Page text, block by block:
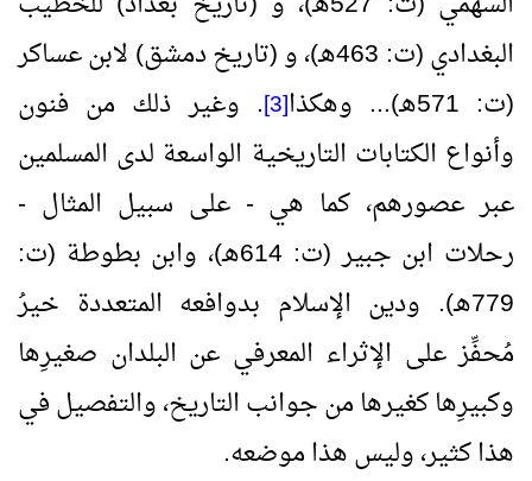
البغدادي (ت: 463هـ)، و (تاريخ دمشق) لابن عساكر
(ت: 571هـ)... وهكذا
[3] . وغير ذلك من فنون
وأنواع الكتابات التاريخية الواسعة لدى المسلمين
عبر عصورهم، كما هي - على سبيل المثال -
رحلات ابن جبير (ت: 614هـ)، وابن بطوطة (ت:
779هـ). ودين الإسلام بدوافعه المتعددة خيرُ
مُحفِّز على الإثراء المعرفي عن البلدان صغيرِها
وكبيرِها كغيرها من جوانب التاريخ، والتفصيل في
هذا كثير، وليس هذا موضعه.